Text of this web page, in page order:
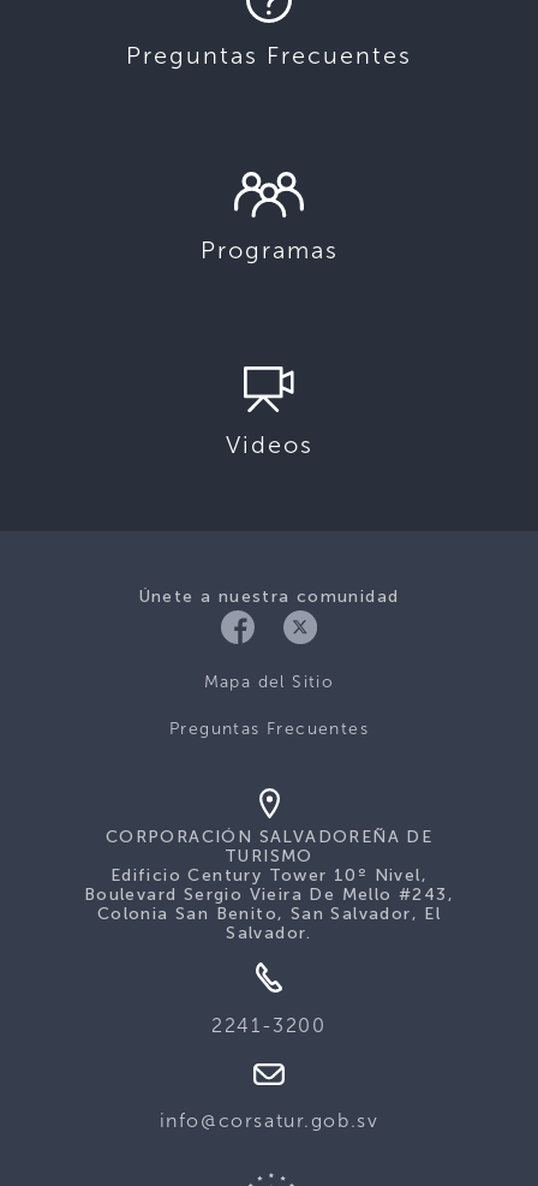
Preguntas Frecuentes
Programas
Videos
Únete a nuestra comunidad
Mapa del Sitio
Preguntas Frecuentes
CORPORACIÓN SALVADOREÑA DE
TURISMO
Edificio Century Tower 10º Nivel,
Boulevard Sergio Vieira De Mello #243,
Colonia San Benito, San Salvador, El
Salvador.
2241-3200
info@corsatur.gob.sv